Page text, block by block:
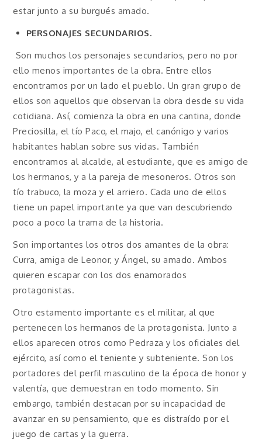
estar junto a su burgués amado.
PERSONAJES SECUNDARIOS.
Son muchos los personajes secundarios, pero no por
ello menos importantes de la obra. Entre ellos
encontramos por un lado el pueblo. Un gran grupo de
ellos son aquellos que observan la obra desde su vida
cotidiana. Así, comienza la obra en una cantina, donde
Preciosilla, el tío Paco, el majo, el canónigo y varios
habitantes hablan sobre sus vidas. También
encontramos al alcalde, al estudiante, que es amigo de
los hermanos, y a la pareja de mesoneros. Otros son
tío trabuco, la moza y el arriero. Cada uno de ellos
tiene un papel importante ya que van descubriendo
poco a poco la trama de la historia.
Son importantes los otros dos amantes de la obra:
Curra, amiga de Leonor, y Ángel, su amado. Ambos
quieren escapar con los dos enamorados
protagonistas.
Otro estamento importante es el militar, al que
pertenecen los hermanos de la protagonista. Junto a
ellos aparecen otros como Pedraza y los oficiales del
ejército, así como el teniente y subteniente. Son los
portadores del perfil masculino de la época de honor y
valentía, que demuestran en todo momento. Sin
embargo, también destacan por su incapacidad de
avanzar en su pensamiento, que es distraído por el
juego de cartas y la guerra.